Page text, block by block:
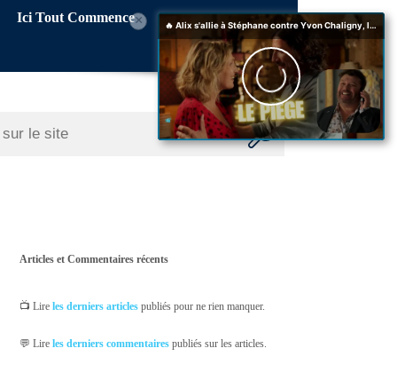
Ici Tout Commence×
Articles et Commentaires récents
📺 Lireles derniers articles publiés pour ne rien manquer.
💬 Lireles derniers commentaires publiés sur les articles.